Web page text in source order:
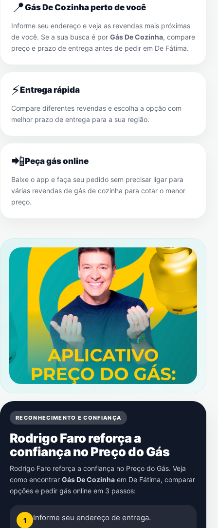
📍Gás De Cozinha perto de você
Informe seu endereço e veja as revendas mais próximas
de você. Se a sua busca é por Gás De Cozinha, compare
preço e prazo de entrega antes de pedir em De Fátima.
⚡Entrega rápida
Compare diferentes revendas e escolha a opção com
melhor prazo de entrega para a sua região.
📲Peça gás online
Baixe o app e faça seu pedido sem precisar ligar para
várias revendas de gás de cozinha para cotar o menor
preço.
RECONHECIMENTO E CONFIANÇA
Rodrigo Faro reforça a
confiança no Preço do Gás
Rodrigo Faro reforça a confiança no Preço do Gás. Veja
como encontrar Gás De Cozinha em De Fátima, comparar
opções e pedir gás online em 3 passos:
1 Informe seu endereço de entrega.